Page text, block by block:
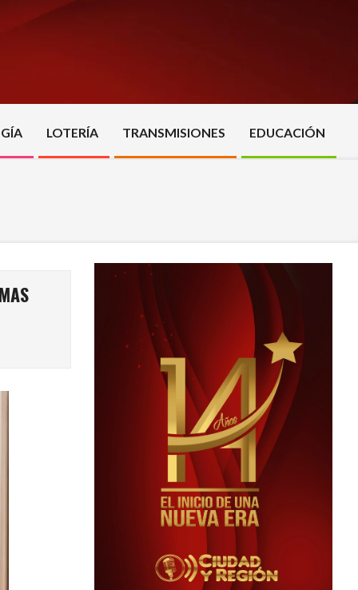
LOTERÍA TRANSMISIONES EDUCACIÓN